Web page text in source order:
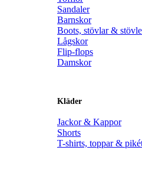
Sandaler
Barnskor
Boots, stövlar &
Lågskor
Flip-flops
Damskor
Kläder
Jackor & Kappor
Shorts
T-shirts, toppar &